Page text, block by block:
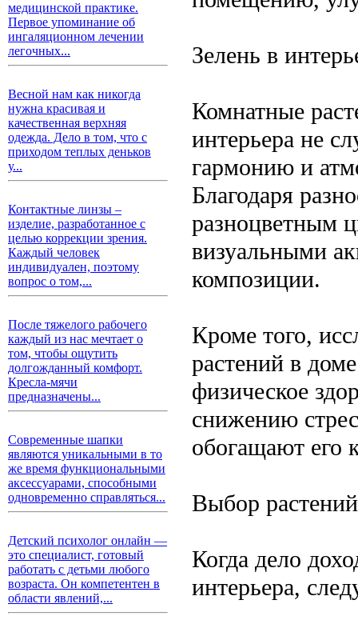
медицинской практике.
Первое упоминание об
ингаляционном лечении
легочных...
Весной нам как никогда
нужна красивая и
качественная верхняя
одежда. Дело в том, что с
приходом теплых деньков
у...
Контактные линзы –
изделие, разработанное с
целью коррекции зрения.
Каждый человек
индивидуален, поэтому
вопрос о том,...
После тяжелого рабочего
каждый из нас мечтает о
том, чтобы ощутить
долгожданный комфорт.
Кресла-мячи
предназначены...
Современные шапки
являются уникальными в то
же время функциональными
аксессуарами, способными
одновременно справляться...
Детский психолог онлайн —
это специалист, готовый
работать с детьми любого
возраста. Он компетентен в
области явлений,...
Зелень в
Комнатные
интерьера не
гармонию и
Благодаря
разноцветным
визуальными
композиции.
Кроме того,
растений в
физическое
снижению
обогащают его
Выбор
Когда дело
интерьера,